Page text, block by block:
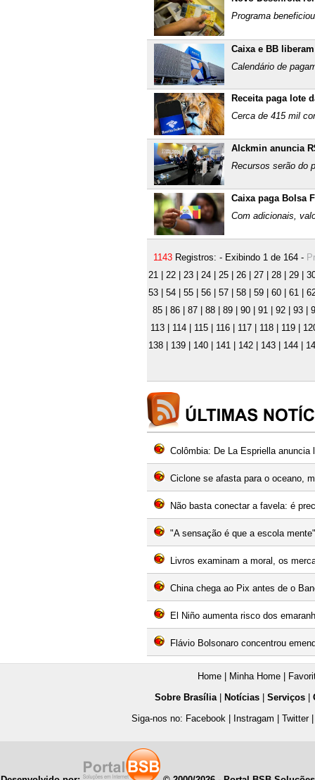
Programa
Caixa e BB
Calendário de
Receita paga lote
Cerca de 415 mil
Alckmin anuncia
Recursos serão do
Caixa paga Bolsa
Com adicionais,
1143Registros: - Exibindo 1 de 164 -
21 | 22| 23| 24| 25| 26| 27| 28| 29|
53| 54| 55| 56| 57| 58| 59| 60| 61 |
85 | 86 | 87 | 88 | 89 | 90 | 91 | 92 | 93 |
113 | 114 | 115 | 116 | 117 | 118 | 119 |
138| 139| 140| 141 | 142| 143| 144|
Colômbia: De La Espriella
Ciclone se afasta para o oceano,
Não basta conectar a favela: é
"A sensação é que a escola
Livros examinam a moral, os
China chega ao Pix antes de o
El Niño aumenta risco dos
Flávio Bolsonaro concentrou
Home | Minha Home |
Sobre Brasília | Notícias | Serviços |
Siga-nos no: Facebook | Instragam | Twitter